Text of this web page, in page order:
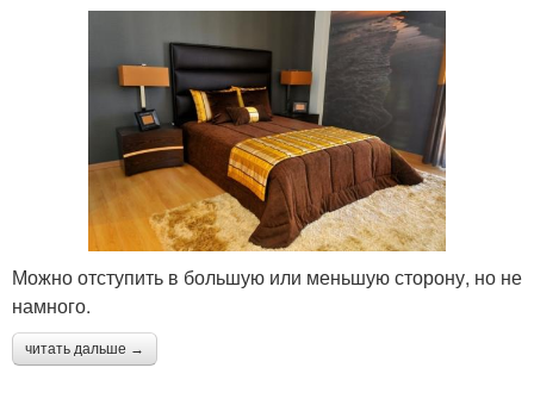
Можно отступить в большую или меньшую сторону, но не
намного.
читать дальше →